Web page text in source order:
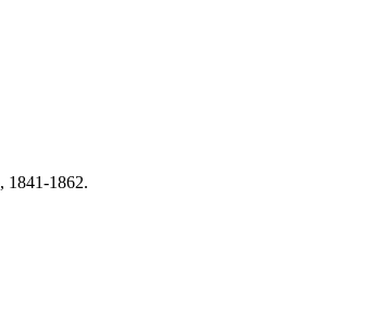
1841-1862.